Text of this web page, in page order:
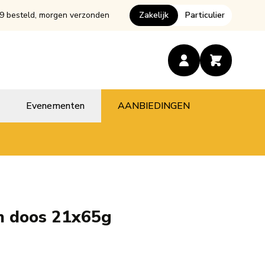
besteld, morgen verzonden Zakelijk Particulier
Evenementen AANBIEDINGEN
doos 21x65g